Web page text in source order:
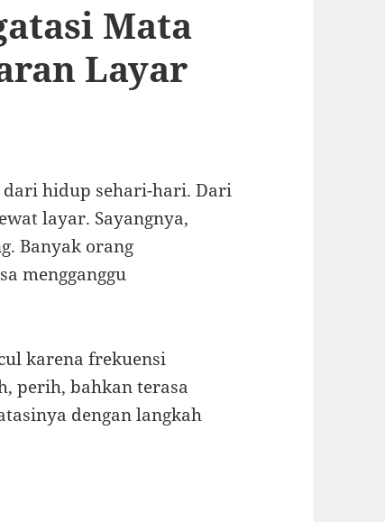
Mata
Layar
dari hidup sehari-hari. Dari
layar. Sayangnya,
Banyak orang
mengganggu
karena frekuensi
perih, bahkan terasa
dengan langkah